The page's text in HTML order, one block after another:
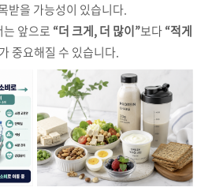
받을 가능성이 있습니다.
앞으로 “더 크게, 더 많이”보다“적게
가 중요해질 수 있습니다.